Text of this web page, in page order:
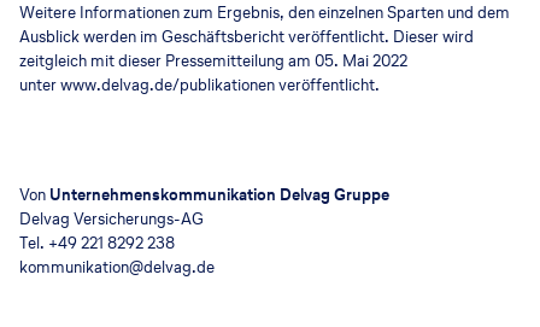
Weitere Informationen zum Ergebnis, den einzelnen Sparten und dem
Ausblick werden im Geschäftsbericht veröffentlicht. Dieser wird
zeitgleich mit dieser Pressemitteilung am 05. Mai 2022
unterwww.delvag.de/publikationenveröffentlicht.
Von Unternehmenskommunikation Delvag Gruppe
Delvag Versicherungs-AG
Tel. +49 221 8292 238
kommunikation@delvag.de